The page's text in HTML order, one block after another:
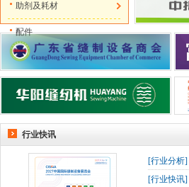
助剂及耗材
配件
行业快讯
[行业分析]
[行业快讯]